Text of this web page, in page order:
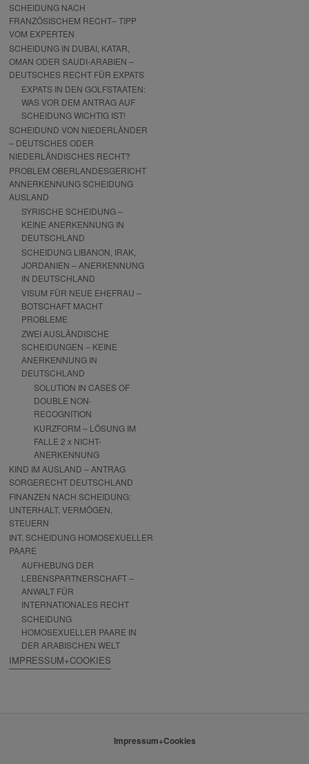
SCHEIDUNG NACH
FRANZÖSISCHEM RECHT– TIPP
VOM EXPERTEN
SCHEIDUNG IN DUBAI, KATAR,
OMAN ODER SAUDI-ARABIEN –
DEUTSCHES RECHT FÜR EXPATS
EXPATS IN DEN GOLFSTAATEN:
WAS VOR DEM ANTRAG AUF
SCHEIDUNG WICHTIG IST!
SCHEIDUND VON NIEDERLÄNDER
– DEUTSCHES ODER
NIEDERLÄNDISCHES RECHT?
PROBLEM OBERLANDESGERICHT
ANNERKENNUNG SCHEIDUNG
AUSLAND
SYRISCHE SCHEIDUNG –
KEINE ANERKENNUNG IN
DEUTSCHLAND
SCHEIDUNG LIBANON, IRAK,
JORDANIEN – ANERKENNUNG
IN DEUTSCHLAND
VISUM FÜR NEUE EHEFRAU –
BOTSCHAFT MACHT
PROBLEME
ZWEI AUSLÄNDISCHE
SCHEIDUNGEN – KEINE
ANERKENNUNG IN
DEUTSCHLAND
SOLUTION IN CASES OF
DOUBLE NON-
RECOGNITION
KURZFORM – LÖSUNG IM
FALLE 2 x NICHT-
ANERKENNUNG
KIND IM AUSLAND – ANTRAG
SORGERECHT DEUTSCHLAND
FINANZEN NACH SCHEIDUNG:
UNTERHALT, VERMÖGEN,
STEUERN
INT. SCHEIDUNG HOMOSEXUELLER
PAARE
AUFHEBUNG DER
LEBENSPARTNERSCHAFT –
ANWALT FÜR
INTERNATIONALES RECHT
SCHEIDUNG
HOMOSEXUELLER PAARE IN
DER ARABISCHEN WELT
IMPRESSUM+COOKIES
Impressum+Cookies